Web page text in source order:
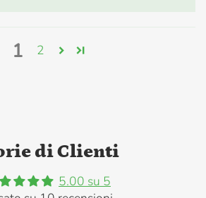
1 2
di Clienti
5.00 su 5